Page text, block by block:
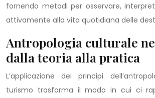
fornendo metodi per osservare,
attivamente alla vita quotidiana delle
Antropologia culturale
dalla teoria alla pratica
L’applicazione dei principi
turismo trasforma il modo in cui ci